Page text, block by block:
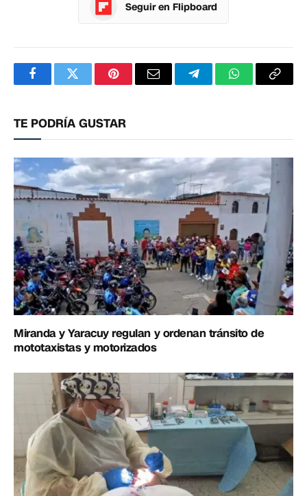
Seguir en Flipboard
FacebookTwitterPinterestCorreoTelegramWhatsApp
TE PODRÍA GUSTAR
Miranda y Yaracuy regulan y ordenan tránsito de
mototaxistas y motorizados